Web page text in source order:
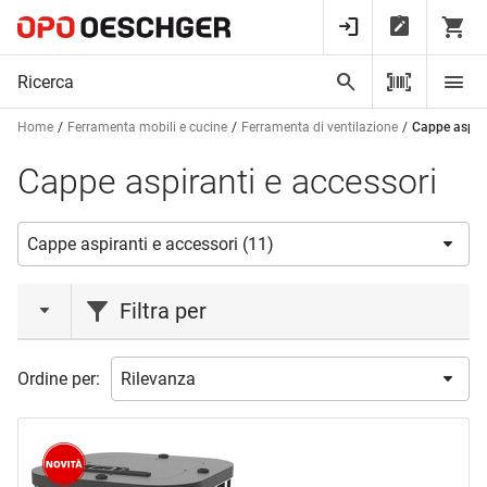
Home Ferramenta mobili e cucine Ferramenta di ventilazione Cappe
Cappe aspiranti e accessori
Filtra per
Novità (2)
marca
Ordine per: